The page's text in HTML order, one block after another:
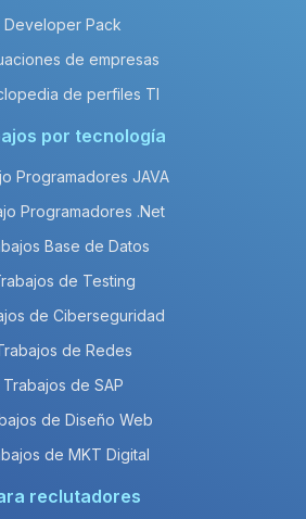
Developer Pack
de empresas
de perfiles TI
por tecnología
Programadores JAVA
Programadores .Net
Base de Datos
de Testing
de Ciberseguridad
de Redes
Trabajos de SAP
de Diseño Web
de MKT Digital
reclutadores